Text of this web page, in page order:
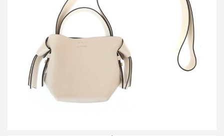
アクネストゥディオズ Musubi レザーミニショルダーバック
買取金額12,000円
詳しく見る